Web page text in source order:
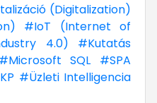
(Digitalization)
#IoT (Internet of
4.0)
#Kutatás
#Microsoft SQL
#SPA
#Üzleti Intelligencia